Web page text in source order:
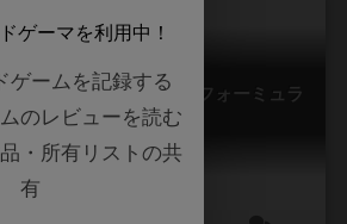
ザ・アルティメット・フォーミュラ
The Ultimate Formula
ゲーマを利用中！
ゲームを記録する
のレビューを読む
・所有リストの共
有